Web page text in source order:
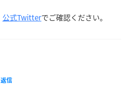
公式Twitterでご確認ください。
返信